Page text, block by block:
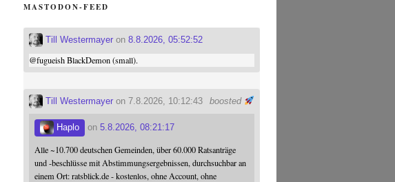
MASTODON-FEED
Till Westermayer on8.8.2026, 05:52:52
@fugueishBlackDemon (small).
boosted
Till Westermayer on 7.8.2026, 10:12:43
Haplo on5.8.2026, 08:21:17
Alle ~10.700 deutschen Gemeinden, über 60.000 Ratsanträge
und -beschlüsse mit Abstimmungsergebnissen, durchsuchbar an
einem Ort: ratsblick.de - kostenlos, ohne Account, ohne